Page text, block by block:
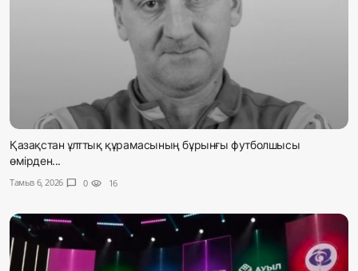
Қазақстан ұлттық құрамасының бұрынғы футболшысы
өмірден...
Тамыз 6, 2026 chat_bubble 0 visibility 16